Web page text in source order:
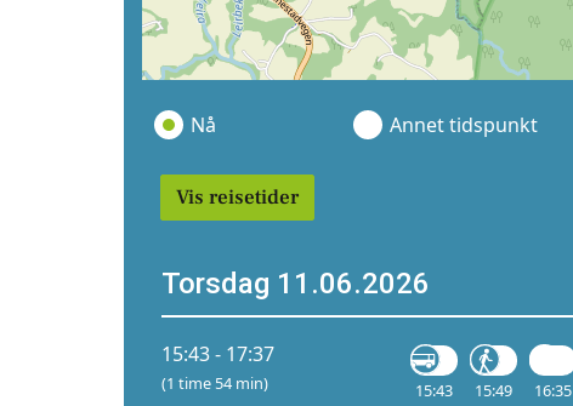
Nå Annet tidspunkt
Vis reisetider
Torsdag 11.06.2026
15:43 - 17:37
(1 time 54 min) 15:43 15:49 16:35